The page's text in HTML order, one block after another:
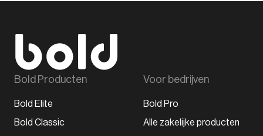
Bold Producten
Bold Elite
Bold Classic
Voor bedrijven
Bold Pro
Alle zakelijke producten